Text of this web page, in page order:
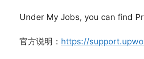
Under My Jobs, you can find
官方说明： https://